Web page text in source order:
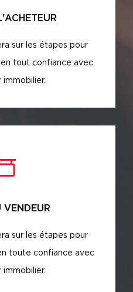
sur les étapes pour
tout confiance avec
immobilier.
VENDEUR
sur les étapes pour
toute confiance avec
immobilier.